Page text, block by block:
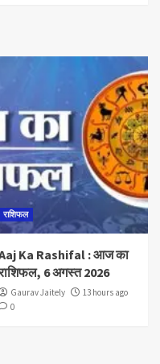
राशिफल
Ka Rashifal : आज का
6 अगस्त 2026
Gaurav Jaitely
13 hours ago
0